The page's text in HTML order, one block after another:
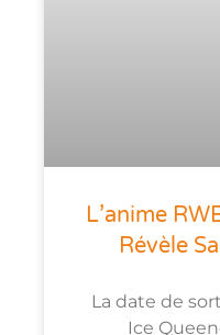
L’anime
Révèle
La date de
Ice